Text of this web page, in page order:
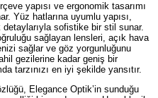
yapısı ve ergonomik tasarımı
Yüz hatlarına uyumlu yapısı,
detaylarıyla sofistike bir stil sunar.
sağlayan lensleri, açık hava
sağlar ve göz yorgunluğunu
gezilerine kadar geniş bir
tarzınızı en iyi şekilde yansıtır.
Elegance Optik’in sunduğu